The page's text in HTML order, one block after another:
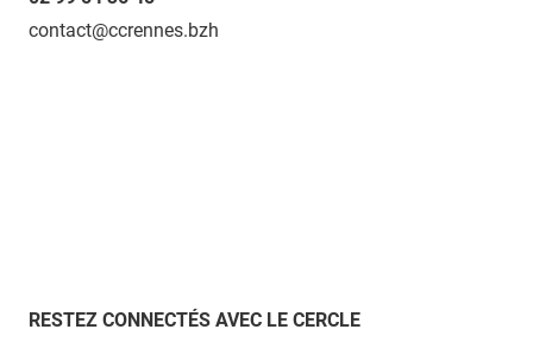
contact@ccrennes.bzh
RESTEZ CONNECTÉS AVEC LE CERCLE